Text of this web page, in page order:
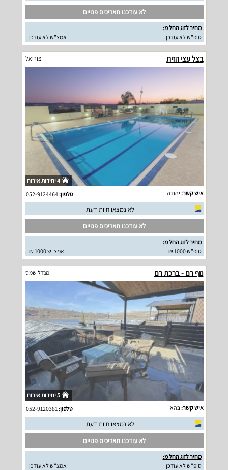
לא עודכנו תאריכים פנויים
מחיר לזוג החל מ:
סופ"ש לא עודכן
אמצ"ש לא עודכן
בצל עצי הזית צוריאל
4 יחידות אירוח
איש קשר: יהודה טלפון:052-9124464
לא נמצאו חוות דעת
לא עודכנו תאריכים פנויים
מחיר לזוג החל מ:
סופ"ש 1000 ₪
אמצ"ש 1000 ₪
נוף רם - ברכת רם מגדל שמס
5 יחידות אירוח
איש קשר: בהא טלפון:
לא נמצאו חוות דעת
לא עודכנו תאריכים פנויים
מחיר לזוג החל מ:
סופ"ש לא עודכן
אמצ"ש לא עודכן